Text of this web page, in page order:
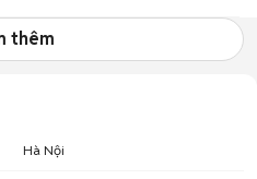
thêm
Hà Nội